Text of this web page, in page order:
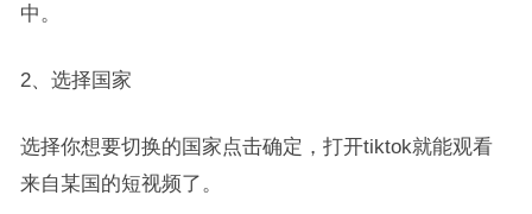
中。
2、选择国家
选择你想要切换的国家点击确定，打开tiktok就能观看
来自某国的短视频了。